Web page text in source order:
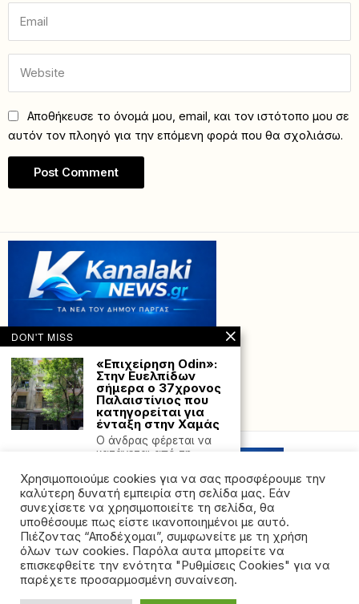
Αποθήκευσε το όνομά μου, email, και τον ιστότοπο μου σε
αυτόν τον πλοηγό για την επόμενη φορά που θα σχολιάσω.
Powered with by Hostville”)
©2026 - All rights reserved. Απαγορεύεται ρητά η
αναδημοσίευση χωρίς προηγούμενη έγγραφη άδεια
Χρησιμοποιούμε cookies για να σας προσφέρουμε την
καλύτερη δυνατή εμπειρία στη σελίδα μας. Εάν
συνεχίσετε να χρησιμοποιείτε τη σελίδα, θα
υποθέσουμε πως είστε ικανοποιημένοι με αυτό.
Πιέζοντας “Αποδέχομαι”, συμφωνείτε με τη χρήση
όλων των cookies. Παρόλα αυτα μπορείτε να
επισκεφθείτε την ενότητα "Ρυθμίσεις Cookies" για να
παρέχετε προσαρμοσμένη συναίνεση.
DON'T MISS
«Επιχείρηση Odin»:
Στην Ευελπίδων
σήμερα ο 37χρονος
Παλαιστίνιος που
κατηγορείται για
ένταξη στην Χαμάς
O άνδρας φέρεται να
κατάγεται από τη
Με κάβουρα
σκότωσε τον
πατέρα της η
49χρονη –
Ενημέρωσε η ίδια
την αστυνομία
Νέες πληροφορίες
έρχονται στο φως για